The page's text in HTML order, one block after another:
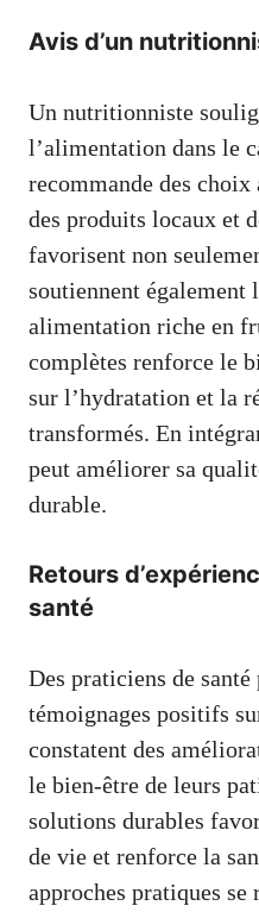
Avis d’un
Un nutritionniste
l’alimentation dans le
recommande des
des produits locaux et
favorisent non
soutiennent également
alimentation riche en
complètes renforce le
sur l’hydratation et la
transformés. En
peut améliorer sa
durable.
Retours
santé
Des praticiens de santé
témoignages positifs
constatent des
le bien-être de leurs
solutions durables
de vie et renforce la
approches pratiques